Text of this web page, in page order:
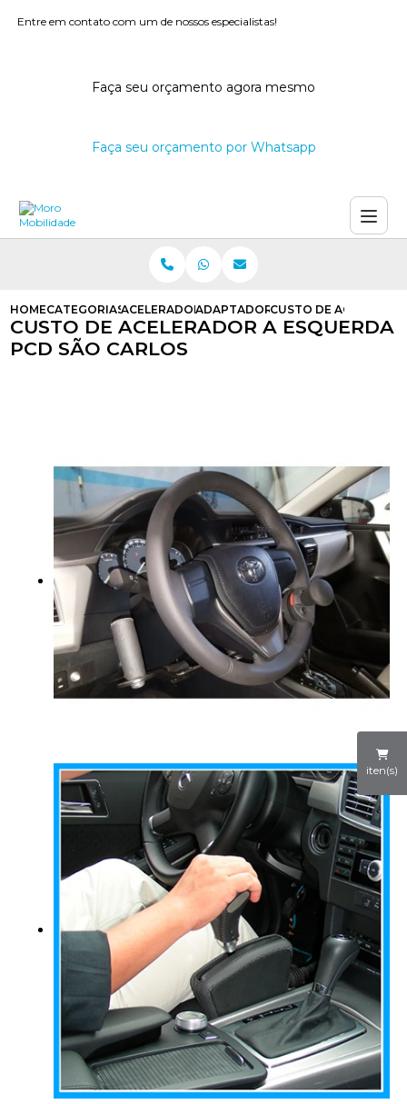
Entre em contato com um de nossos especialistas!
Faça seu orçamento agora mesmo
Faça seu orçamento por Whatsapp
iten(s)
HOMECATEGORIASACELERADORES A ESQUERDA
ADAPTADOR DE ACELERADOR A
CUSTO DE
CUSTO DE ACELERADOR A ESQUERDA
PCD SÃO CARLOS